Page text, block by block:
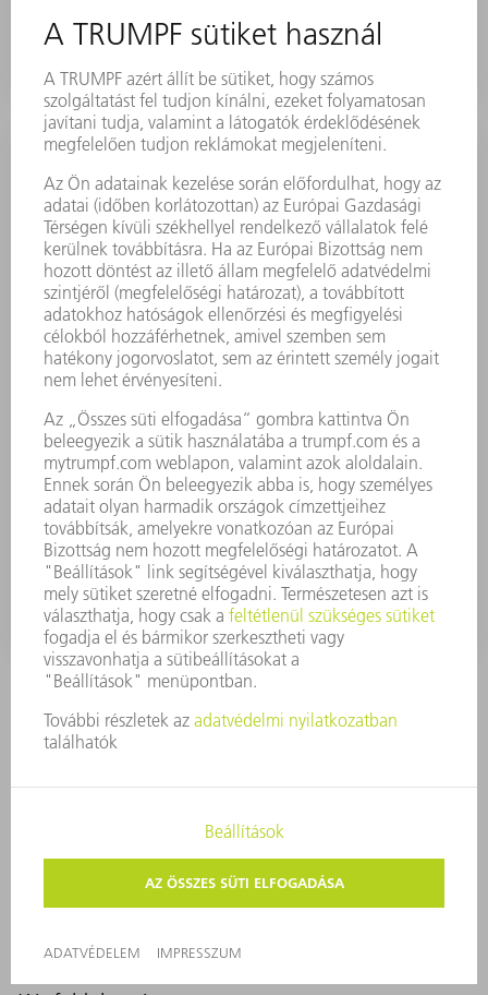
hűtőközegkör gyorsan és rugalmasan kicserélhető.
Megmunkáló
optikák/lézerfénykábel hűtése
A megmunkáló optikák és lézerfénykábelek
egyszerűen hűthetők a lézer hűtővizével. Külön hűtés
így nem szükséges.
Gyártson mindig hatékonyan és gazdaságosan a TRUMPF
érzékelőrendszernek köszönhetően. A VisionLine,
pirométer stabil eljárásokat biztosítanak, úgy, hogy minden
folyamatot felügyelnek a lézeres gyártásban, és így jelentősen
mérés alatt zavartalanul tovább folyik – nincs szükség